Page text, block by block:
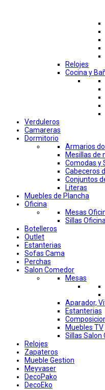
Relojes
Cocina y
Verduleros
Camareras
Dormitorio
Armarios
Mesillas de
Comodas y
Cabeceros
Conjuntos
Literas
Muebles de Plancha
Oficina
Mesas
Sillas
Botelleros
Outlet
Estanterias
Sofas Cama
Perchas
Salon Comedor
Mesas
Aparador,
Estanterias
Muebles TV
Sillas Salon
Relojes
Zapateros
Mueble Gestion
Meyvaser
DecoPako
DecoEko